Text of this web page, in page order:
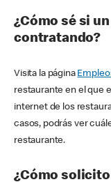
¿Cómo sé si
contratando?
Visita la página
restaurante en el que
internet de los
casos, podrás ver
restaurante.
¿Cómo solicito